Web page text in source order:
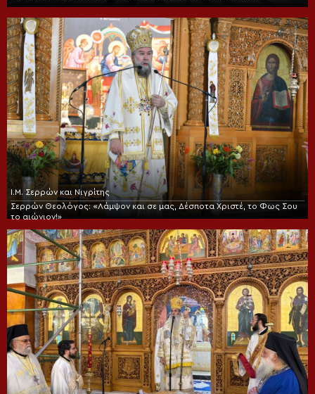
Ι.Μ. Σερρών και Νιγρίτης
Σερρών Θεολόγος: «Λάμψον και σε μας, Δέσποτα Χριστέ, το Φως Σου
το αιώνιον!»